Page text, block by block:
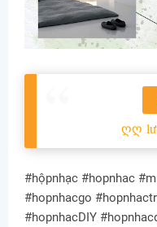
ღღ
#hộpnhạc #hopnhac
#hopnhacgo
#hopnhacDIY